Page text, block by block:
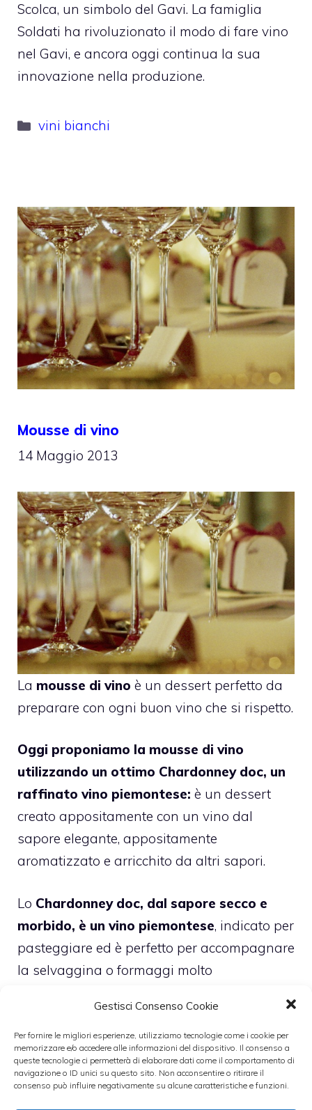
Gestisci Consenso Cookie
Per fornire le migliori esperienze, utilizziamo tecnologie come i cookie per
memorizzare e/o accedere alle informazioni del dispositivo. Il consenso a
queste tecnologie ci permetterà di elaborare dati come il comportamento di
navigazione o ID unici su questo sito. Non acconsentire o ritirare il
consenso può influire negativamente su alcune caratteristiche e funzioni.
Scolca, un simbolo del Gavi. La famiglia
Soldati ha rivoluzionato il modo di fare vino
nel Gavi, e ancora oggi continua la sua
innovazione nella produzione.
Categorie
vini bianchi
Mousse di vino
14 Maggio 2013
La mousse di vino è un dessert perfetto da
preparare con ogni buon vino che si rispetto.
Oggi proponiamo la mousse di vino
utilizzando un ottimo Chardonney doc, un
raffinato vino piemontese: è un dessert
creato appositamente con un vino dal
sapore elegante, appositamente
aromatizzato e arricchito da altri sapori.
Lo Chardonney doc, dal sapore secco e
morbido, è un vino piemontese, indicato per
pasteggiare ed è perfetto per accompagnare
la selvaggina o formaggi molto
Categorie
Dolci,vini bianchi